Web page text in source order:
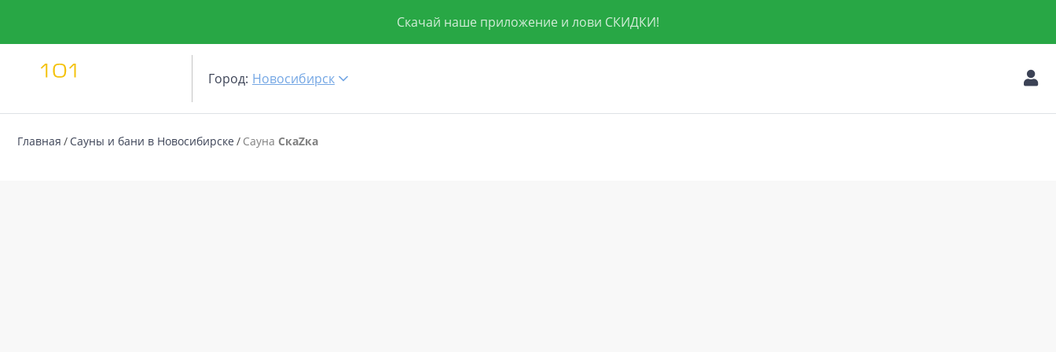
Скачай наше приложение и лови СКИДКИ!
Город: Новосибирск
Главная Сауны и бани в Новосибирске Сауна СкаZка